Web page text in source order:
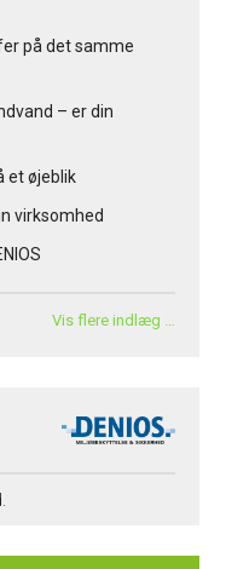
på det samme
– er din
et øjeblik
virksomhed
Vis flere indlæg …